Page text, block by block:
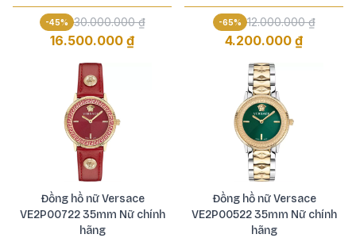
-45% 30.000.000 ₫
16.500.000 ₫
-65% 12.000.000 ₫
4.200.000 ₫
Đồng hồ nữ Versace
VE2P00722 35mm Nữ chính
hãng
Đồng hồ nữ Versace
VE2P00522 35mm Nữ chính
hãng